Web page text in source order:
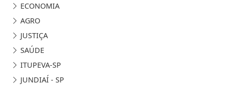
ECONOMIA
AGRO
JUSTIÇA
SAÚDE
ITUPEVA-SP
JUNDIAÍ - SP